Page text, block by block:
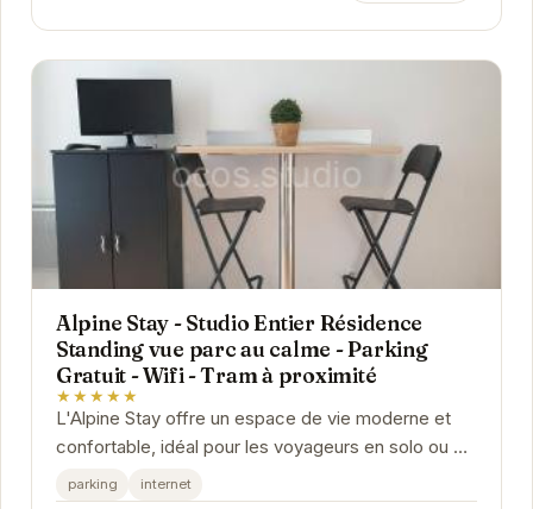
Alpine Stay - Studio Entier Résidence
Standing vue parc au calme - Parking
Gratuit - Wifi - Tram à proximité
★★★★★
L'Alpine Stay offre un espace de vie moderne et
confortable, idéal pour les voyageurs en solo ou en
couple. Situé dans une résidence sécurisée,...
parking internet